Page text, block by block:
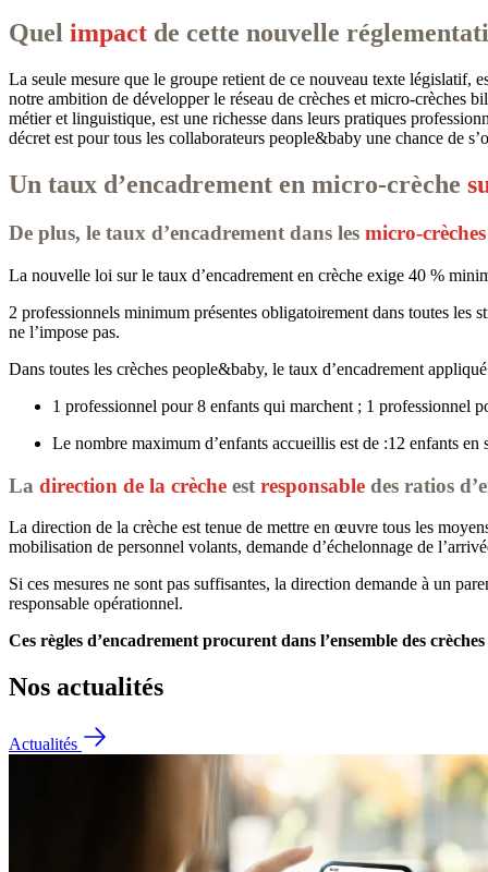
Quel impact de cette nouvelle
La seule mesure que le groupe retient de ce nouveau texte législatif,
notre ambition de développer le réseau de crèches et micro-crèches
métier et linguistique, est une richesse dans leurs pratiques
décret est pour tous les collaborateurs people&baby une chance de
Un taux d’encadrement en micro-crèche
De plus, le taux d’encadrement dans les micro-
La nouvelle loi sur le taux d’encadrement en crèche exige 40 %
2 professionnels minimum présentes obligatoirement dans toutes les
ne l’impose pas.
Dans toutes les crèches people&baby, le taux d’encadrement
1 professionnel pour 8 enfants qui marchent ; 1 professionnel
Le nombre maximum d’enfants accueillis est de :12 enfants
La direction de la crèche est responsable des ratios
La direction de la crèche est tenue de mettre en œuvre tous les
mobilisation de personnel volants, demande d’échelonnage de
Si ces mesures ne sont pas suffisantes, la direction demande à un
responsable opérationnel.
Ces règles d’encadrement procurent dans l’ensemble des
Nos actualités
Actualités